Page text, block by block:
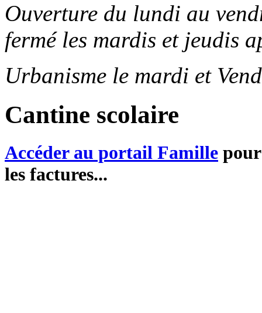
Ouverture du lundi au
fermé les mardis et jeudis
Urbanisme le mardi et
Cantine scolaire
Accéder au portail Famille
les factures...